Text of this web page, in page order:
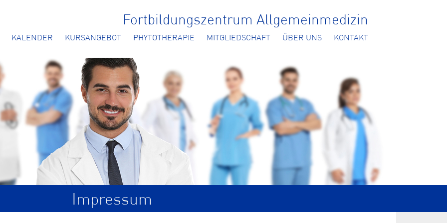
Fortbildungszentrum Allgemeinmedizin
KALENDER KURSANGEBOT PHYTOTHERAPIE MITGLIEDSCHAFT ÜBER UNS KONTAKT
Impressum